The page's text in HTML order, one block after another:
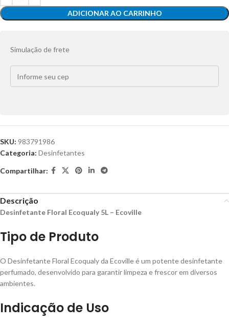
ADICIONAR AO CARRINHO
Simulação de frete
SKU: 983791986
Categoria: Desinfetantes
Compartilhar:
Descrição
Desinfetante Floral Ecoqualy 5L – Ecoville
Tipo de Produto
O Desinfetante Floral Ecoqualy da Ecoville é um potente desinfetante
perfumado, desenvolvido para garantir limpeza e frescor em diversos
ambientes.
Indicação de Uso